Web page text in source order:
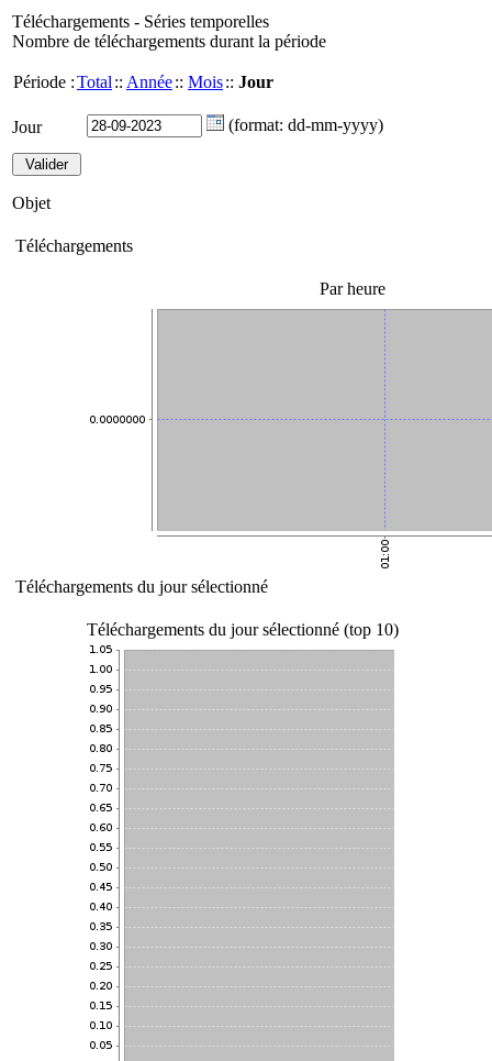
Téléchargements - Séries temporelles
Nombre de téléchargements durant la période
Période :Total :: Année:: Mois:: Jour
Jour (format: dd-mm-yyyy)
Objet
Téléchargements
Par heure
Téléchargements du jour sélectionné
Téléchargements du jour sélectionné (top 10)